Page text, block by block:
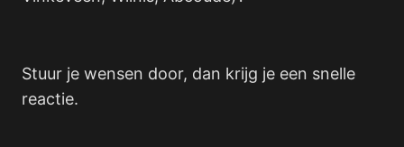
Stuur je wensen door, dan krijg je een snelle
reactie.